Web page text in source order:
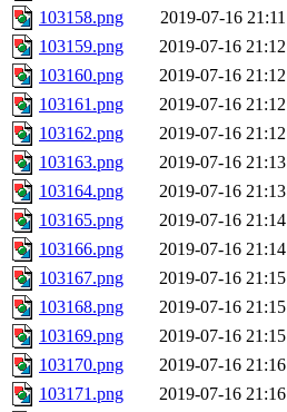
103158.png
2019-07-16 21:11
103159.png
2019-07-16 21:12
103160.png
2019-07-16 21:12
103161.png
2019-07-16 21:12
103162.png
2019-07-16 21:12
103163.png
2019-07-16 21:13
103164.png
2019-07-16 21:13
103165.png
2019-07-16 21:14
103166.png
2019-07-16 21:14
103167.png
2019-07-16 21:15
103168.png
2019-07-16 21:15
103169.png
2019-07-16 21:15
103170.png
2019-07-16 21:16
103171.png
2019-07-16 21:16